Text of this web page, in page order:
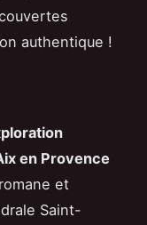
authentique !
en Provence
et
Saint-